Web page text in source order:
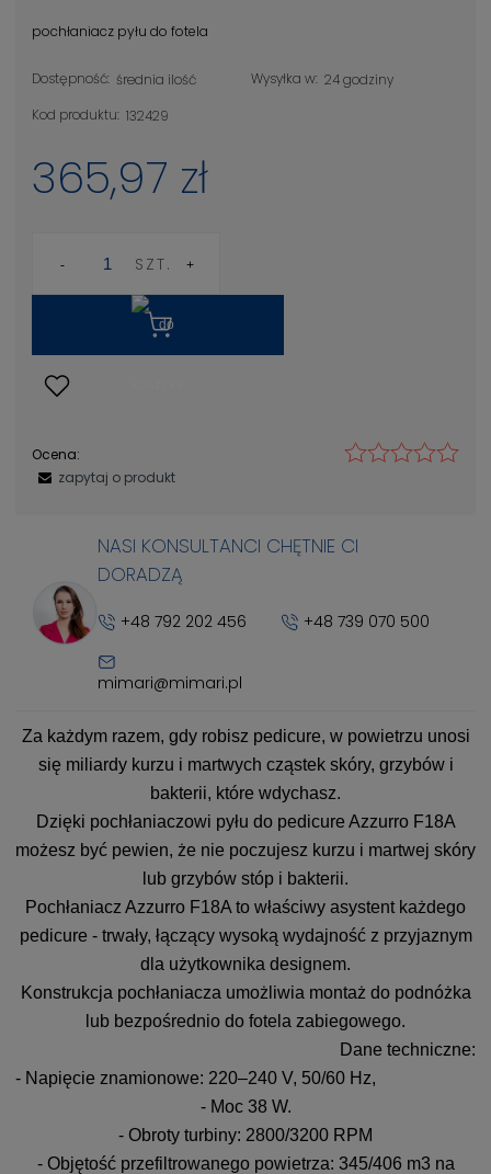
pochłaniacz pyłu do fotela
Dostępność: średnia ilość Wysyłka w: 24 godziny
Kod produktu: 132429
365,97 zł
SZT.
Ocena:
zapytaj o produkt
NASI KONSULTANCI CHĘTNIE CI
DORADZĄ
+48 792 202 456 +48 739 070 500
mimari@mimari.pl
Za każdym razem, gdy robisz pedicure, w powietrzu unosi
się miliardy kurzu i martwych cząstek skóry, grzybów i
bakterii, które wdychasz.
Dzięki pochłaniaczowi pyłu do pedicure Azzurro F18A
możesz być pewien, że nie poczujesz kurzu i martwej skóry
lub grzybów stóp i bakterii.
Pochłaniacz Azzurro F18A to właściwy asystent każdego
pedicure - trwały, łączący wysoką wydajność z przyjaznym
dla użytkownika designem.
Konstrukcja pochłaniacza umożliwia montaż do podnóżka
lub bezpośrednio do fotela zabiegowego.
Dane techniczne:
- Napięcie znamionowe: 220–240 V, 50/60 Hz,
- Moc 38 W.
- Obroty turbiny: 2800/3200 RPM
- Objętość przefiltrowanego powietrza: 345/406 m3 na